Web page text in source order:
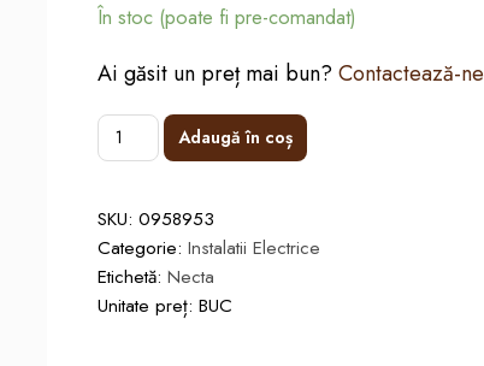
În stoc (poate fi pre-comandat)
Ai găsit un preț mai bun?Contactează-ne
Adaugă în coș
SKU:0958953
Categorie:Instalatii Electrice
Etichetă:Necta
Unitate preț: BUC